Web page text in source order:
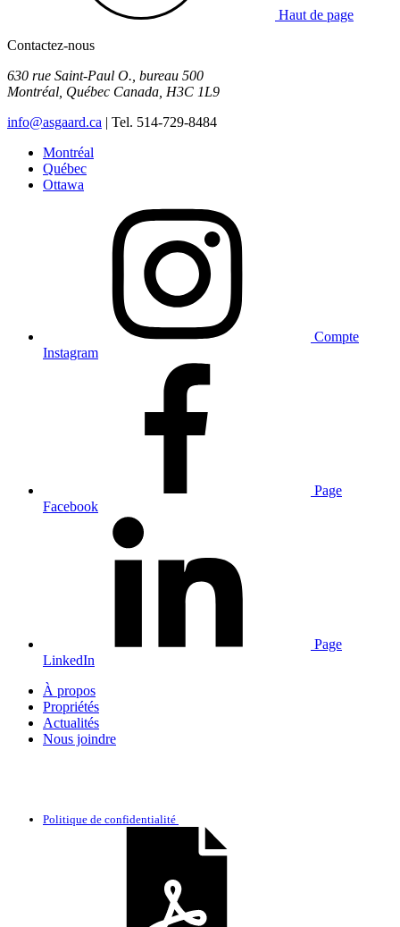
Haut de page
Contactez-nous
630 rue Saint-Paul O., bureau 500
Montréal Québec Canada H3C 1L9
info@asgaard.ca | Tel. 514-729-8484
Montréal
Québec
Ottawa
Compte
Instagram
Page
Facebook
Page
LinkedIn
À propos
Propriétés
Actualités
Nous joindre
Politique de confidentialité